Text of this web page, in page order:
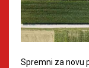
Spremni za novu